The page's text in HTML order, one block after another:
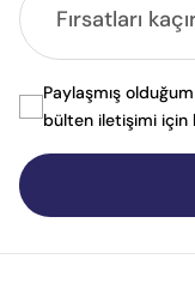
Paylaşmış
bülten iletişimi için